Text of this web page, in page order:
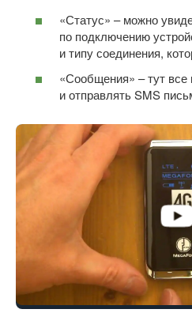
«Статус» – можно
по подключению
и типу соединения,
«Сообщения» – тут все
и отправлять SMS